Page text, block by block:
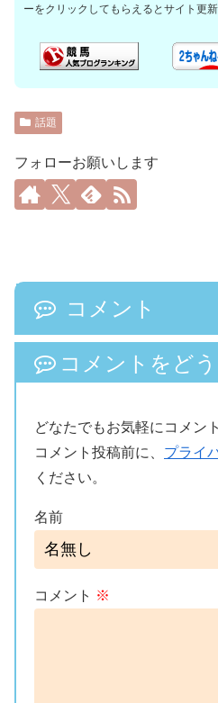
ーをクリックしてもらえるとサイト更
話題
フォローお願いします
コメント
コメントをど
どなたでもお気軽にコメン
コメント投稿前に、 プライ
ください。
名前
コメント ※